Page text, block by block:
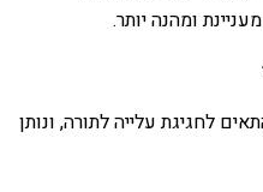
ומהנה יותר.
לחגיגת עלייה לתורה, ונותן